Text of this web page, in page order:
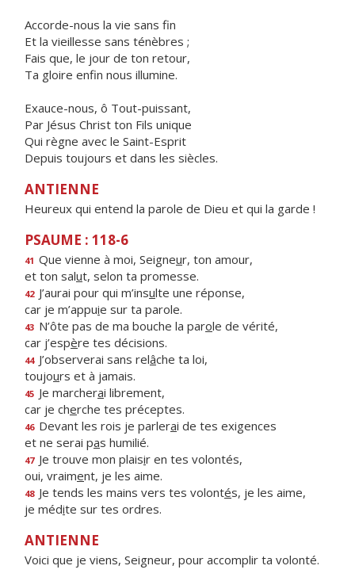
Accorde-nous la vie sans fin
Et la vieillesse sans ténèbres ;
Fais que, le jour de ton retour,
Ta gloire enfin nous illumine.
Exauce-nous, ô Tout-puissant,
Par Jésus Christ ton Fils unique
Qui règne avec le Saint-Esprit
Depuis toujours et dans les siècles.
ANTIENNE
Heureux qui entend la parole de Dieu et qui la garde !
PSAUME : 118-6
41 Que vienne à moi, Seigneur, ton amour,
et ton salut, selon ta promesse.
42 J’aurai pour qui m’insulte une réponse,
car je m’appuie sur ta parole.
43 N’ôte pas de ma bouche la parole de vérité,
car j’espère tes décisions.
44 J’observerai sans relâche ta loi,
toujours et à jamais.
45 Je marcherai librement,
car je cherche tes préceptes.
46 Devant les rois je parlerai de tes exigences
et ne serai pas humilié.
47 Je trouve mon plaisir en tes volontés,
oui, vraiment, je les aime.
48 Je tends les mains vers tes volontés, je les aime,
je médite sur tes ordres.
ANTIENNE
Voici que je viens, Seigneur, pour accomplir ta volonté.